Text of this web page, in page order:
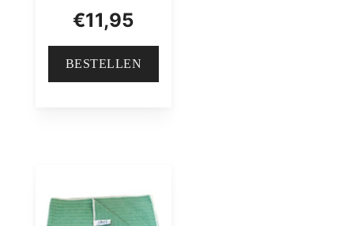
€11,95
BESTELLEN